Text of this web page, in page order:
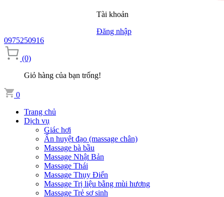
Tài khoản
Đăng nhập
0975250916
(0)
Giỏ hàng của bạn trống!
0
Trang chủ
Dịch vụ
Giác hơi
Ấn huyệt đạo (massage chân)
Massage bà bầu
Massage Nhật Bản
Massage Thái
Massage Thụy Điển
Massage Trị liệu bằng mùi hương
Massage Trẻ sơ sinh